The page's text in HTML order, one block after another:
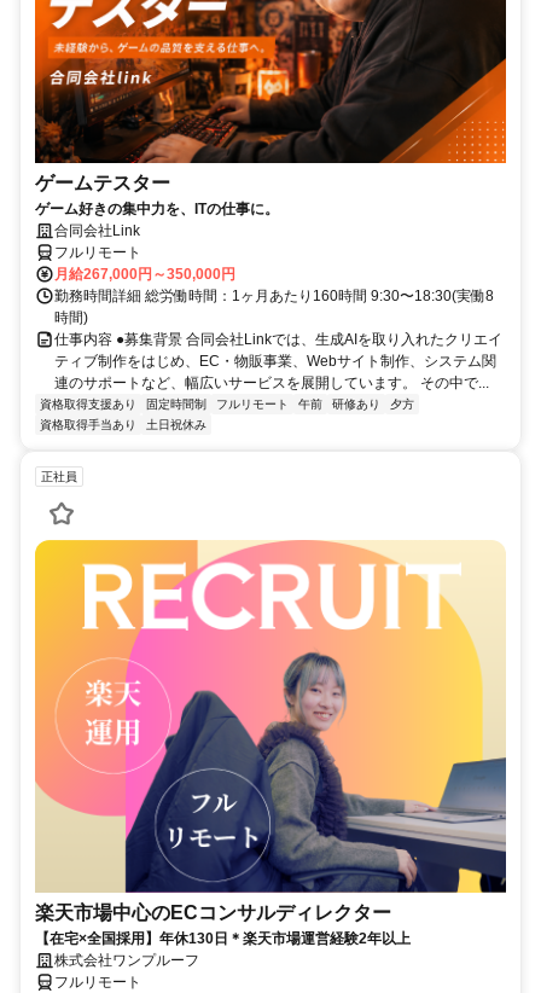
ゲームテスター
ゲーム好きの集中力を、ITの仕事に。
合同会社Link
フルリモート
月給267,000円～350,000円
勤務時間詳細 総労働時間：1ヶ月あたり160時間 9:30〜18:30(実働8
時間)
仕事内容 ●募集背景 合同会社Linkでは、生成AIを取り入れたクリエイ
ティブ制作をはじめ、EC・物販事業、Webサイト制作、システム関
連のサポートなど、幅広いサービスを展開しています。 その中で...
資格取得支援あり 固定時間制 フルリモート 午前 研修あり
夕方
資格取得手当あり
土日祝休み
正社員
楽天市場中心のECコンサルディレクター
【在宅×全国採用】年休130日＊楽天市場運営経験2年以上
株式会社ワンプルーフ
フルリモート